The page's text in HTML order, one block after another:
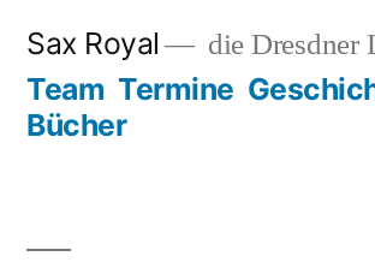
springen
Sax Royal die Dresdner
Team Termine
Bücher